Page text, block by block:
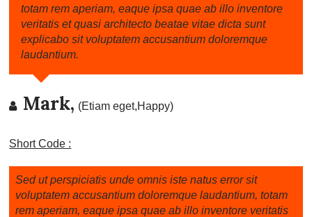
totam rem aperiam, eaque ipsa quae ab illo inventore
veritatis et quasi architecto beatae vitae dicta sunt
explicabo sit voluptatem accusantium doloremque
laudantium.
Mark, (Etiam eget,Happy)
Short Code :
Sed ut perspiciatis unde omnis iste natus error sit
voluptatem accusantium doloremque laudantium, totam
rem aperiam, eaque ipsa quae ab illo inventore veritatis